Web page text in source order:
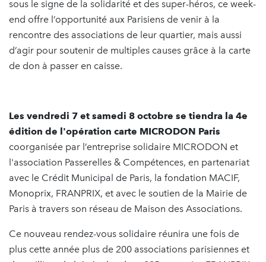
sous le signe de la solidarité et des super-héros, ce week-
end offre l’opportunité aux Parisiens de venir à la
rencontre des associations de leur quartier, mais aussi
d’agir pour soutenir de multiples causes grâce à la carte
de don à passer en caisse.
Les vendredi 7 et samedi 8 octobre se tiendra la 4e
édition de l'opération carte MICRODON Paris
coorganisée par l’entreprise solidaire MICRODON et
l'association Passerelles & Compétences, en partenariat
avec le Crédit Municipal de Paris, la fondation MACIF,
Monoprix, FRANPRIX, et avec le soutien de la Mairie de
Paris à travers son réseau de Maison des Associations.
Ce nouveau rendez-vous solidaire réunira une fois de
plus cette année plus de 200 associations parisiennes et